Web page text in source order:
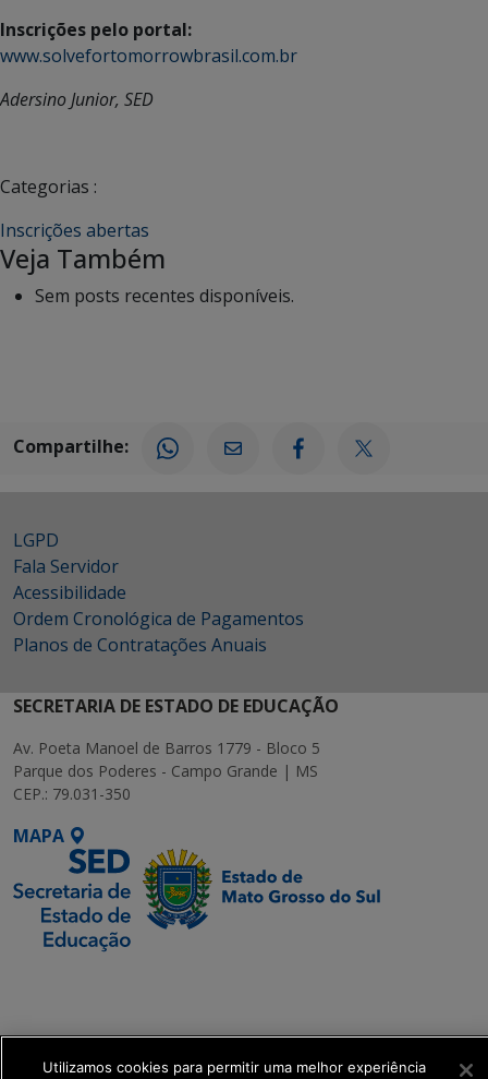
Inscrições pelo portal:
www.solvefortomorrowbrasil.com.br
Adersino Junior, SED
Categorias :
Inscrições abertas
Veja Também
Sem posts recentes disponíveis.
Compartilhe:
LGPD
Fala Servidor
Acessibilidade
Ordem Cronológica de Pagamentos
Planos de Contratações Anuais
SECRETARIA DE ESTADO DE EDUCAÇÃO
Av. Poeta Manoel de Barros 1779 - Bloco 5
Parque dos Poderes - Campo Grande | MS
CEP.: 79.031-350
MAPA
Transformação Digital
Utilizamos cookies para permitir uma melhor experiência